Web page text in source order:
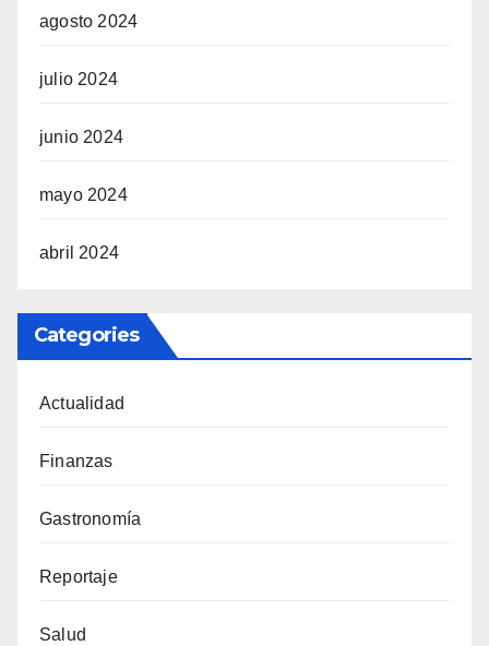
agosto 2024
julio 2024
junio 2024
mayo 2024
abril 2024
Categories
Actualidad
Finanzas
Gastronomía
Reportaje
Salud